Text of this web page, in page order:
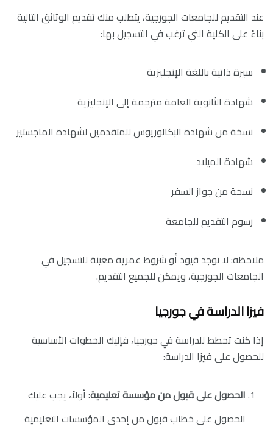
عند التقديم للجامعات الجورجية، يتطلب منك تقديم الوثائق التالية
بناءً على الكلية التي ترغب في التسجيل بها:
سيرة ذاتية باللغة الإنجليزية
شهادة الثانوية العامة مترجمة إلى الإنجليزية
نسخة من شهادة البكالوريوس للمتقدمين لشهادة الماجستير
شهادة الميلاد
نسخة من جواز السفر
رسوم التقديم للجامعة
ملاحظة: لا توجد قيود أو شروط عمرية معينة للتسجيل في
الجامعات الجورجية، ويمكن للجميع التقديم.
فيزا الدراسة في جورجيا
إذا كنت تخطط للدراسة في جورجيا، فإليك الخطوات الأساسية
للحصول على فيزا الدراسة:
الحصول على قبول من مؤسسة تعليمية:أولاً، يجب عليك
الحصول على خطاب قبول من إحدى المؤسسات التعليمية